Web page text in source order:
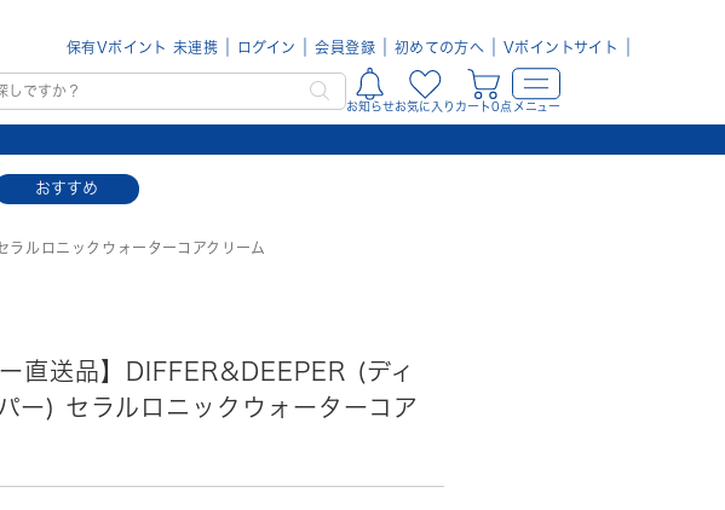
保有Vポイント 未連携 ログイン 会員登録 初めての方へ Vポイントサイト
お知らせお気に入り カート0点 メニュー
おすすめ
ルロニックウォーターコアクリーム
直送品】DIFFER&DEEPER (ディ
ー) セラルロニックウォーターコア